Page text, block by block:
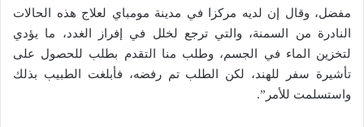
مفضل، وقال إن لديه مركزا في مدينة مومباي لعلاج هذه الحالات
النادرة من السمنة، والتي ترجع لخلل في إفراز الغدد، ما يؤدي
لتخزين الماء في الجسم، وطلب منا التقدم بطلب للحصول على
تأشيرة سفر للهند، لكن الطلب تم رفضه، فأبلغت الطبيب بذلك
واستسلمت للأمر”.